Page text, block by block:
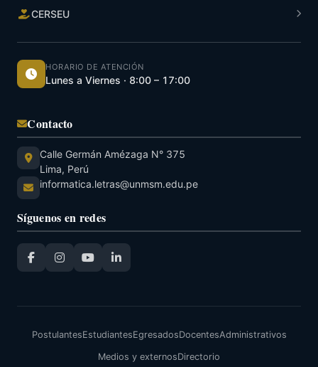
CERSEU
HORARIO DE ATENCIÓN
Lunes a Viernes · 8:00 – 17:00
Contacto
Calle Germán Amézaga N° 375
Lima, Perú
informatica.letras@unmsm.edu.pe
Síguenos en redes
PostulantesEstudiantesEgresadosDocentesAdministrativos
Medios y externosDirectorio